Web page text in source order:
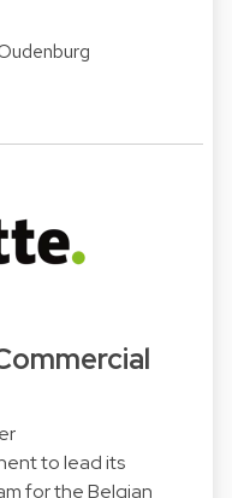
to lead its
for the Belgian